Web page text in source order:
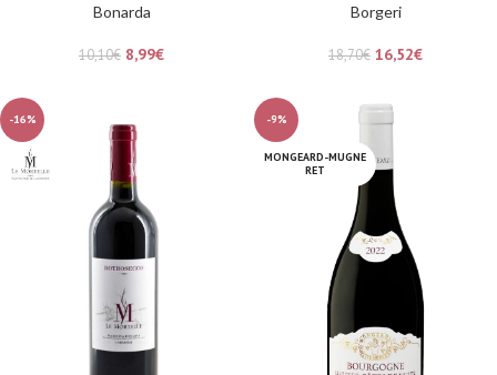
Bonarda
10,10€ 8,99€
Borgeri
18,70€ 16,52€
-16% -9%
MONGEARD-MUGNE
RET